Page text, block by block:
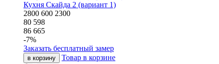
Кухня Скайда 2 (вариант 1)
2800 600 2300
80 598
86 665
-7%
Заказать бесплатный замер
в корзину Товар в корзине